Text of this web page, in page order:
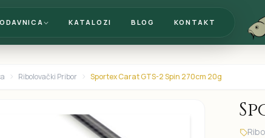
KATALOZI BLOG KONTAKT
Ribolovački Pribor Sportex Carat GTS-2 Spin 270cm 20g